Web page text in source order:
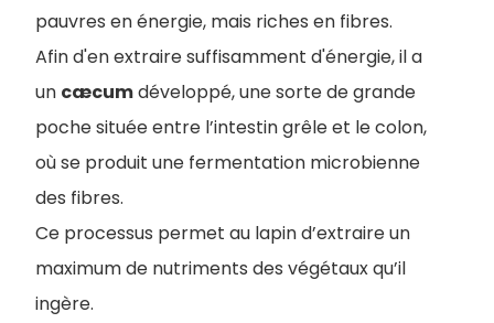
pauvres en énergie, mais riches en fibres.
Afin d'en extraire suffisamment d'énergie, il a
un cæcumdéveloppé, une sorte de grande
poche située entre l’intestin grêle et le colon,
où se produit une fermentation microbienne
des fibres.
Ce processus permet au lapin d’extraire un
maximum de nutriments des végétaux qu’il
ingère.